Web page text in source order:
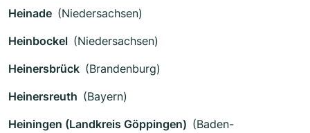
Heinade (Niedersachsen)
Heinbockel (Niedersachsen)
Heinersbrück (Brandenburg)
Heinersreuth (Bayern)
Heiningen (Landkreis Göppingen) (Baden-